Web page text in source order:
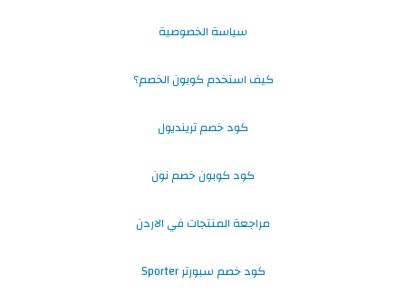
سياسة الخصوصية
كيف استخدم كوبون الخصم؟
كود خصم ترينديول
كود كوبون خصم نون
مراجعة المنتجات في الاردن
كود خصم سبورتر Sporter